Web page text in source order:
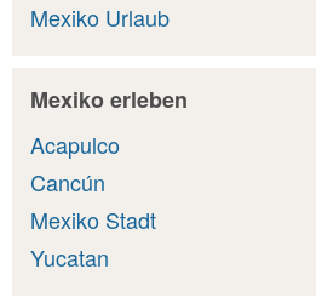
Mexiko Urlaub
Mexiko erleben
Acapulco
Cancún
Mexiko Stadt
Yucatan